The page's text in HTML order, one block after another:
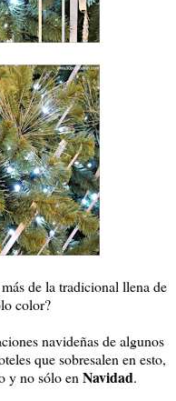
de la tradicional llena de
color?
navideñas de algunos
que sobresalen en esto,
y no sólo en Navidad.